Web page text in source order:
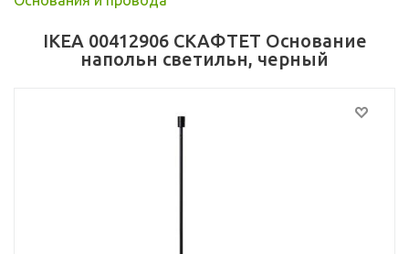
IKEA 00412906 СКАФТЕТ Основание
напольн светильн, черный